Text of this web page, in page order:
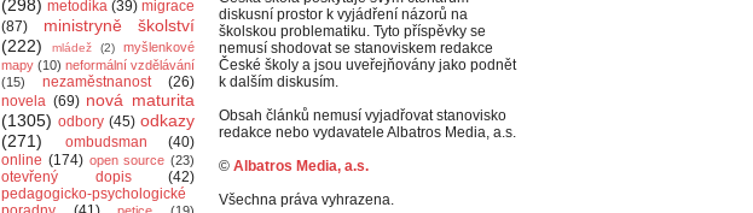
(298) metodika (39) migrace
(87)
ministryně školství
(222)
mládež (2)
myšlenkové
mapy (10) neformální vzdělávání
(15)
nezaměstnanost
(26)
novela (69) nová maturita
(1305) odbory (45) odkazy
(271)
ombudsman
(40)
online (174) open source (23)
otevřený dopis
(42)
pedagogicko-psychologické
diskusní prostor k vyjádření názorů na
školskou problematiku. Tyto příspěvky se
nemusí shodovat se stanoviskem redakce
České školy a jsou uveřejňovány jako podnět
k dalším diskusím.
Obsah článků nemusí vyjadřovat stanovisko
redakce nebo vydavatele Albatros Media, a.s.
© Albatros Media, a.s.
Všechna práva vyhrazena.